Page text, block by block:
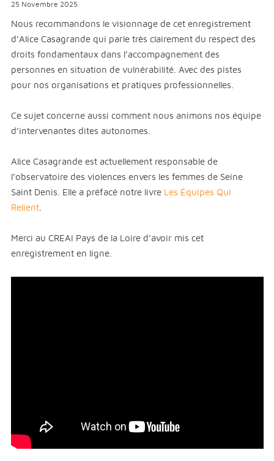
25 Novembre 2025
Nous recommandons le visionnage de cet enregistrement
d’Alice Casagrande qui parle très clairement du respect des
droits fondamentaux dans l’accompagnement des
personnes en situation de vulnérabilité. Avec des pistes
pour nos organisations et pratiques professionnelles.
Ce sujet concerne aussi comment nous animons nos équipe
d’intervenantes dites autonomes.
Alice Casagrande est actuellement responsable de
l’observatoire des violences envers les femmes de Seine
Saint Denis. Elle a préfacé notre livre Les Équipes Qui
Relient.
Merci au CREAI Pays de la Loire d’avoir mis cet
enregistrement en ligne.